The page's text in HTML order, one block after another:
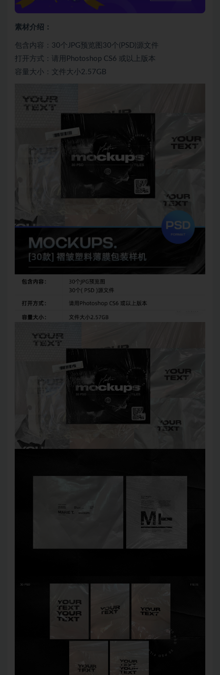
素材介绍：
包含内容：30个JPG预览图30个(PSD)源文件
打开方式：请用Photoshop CS6 或以上版本
容量大小：文件大小2.57GB